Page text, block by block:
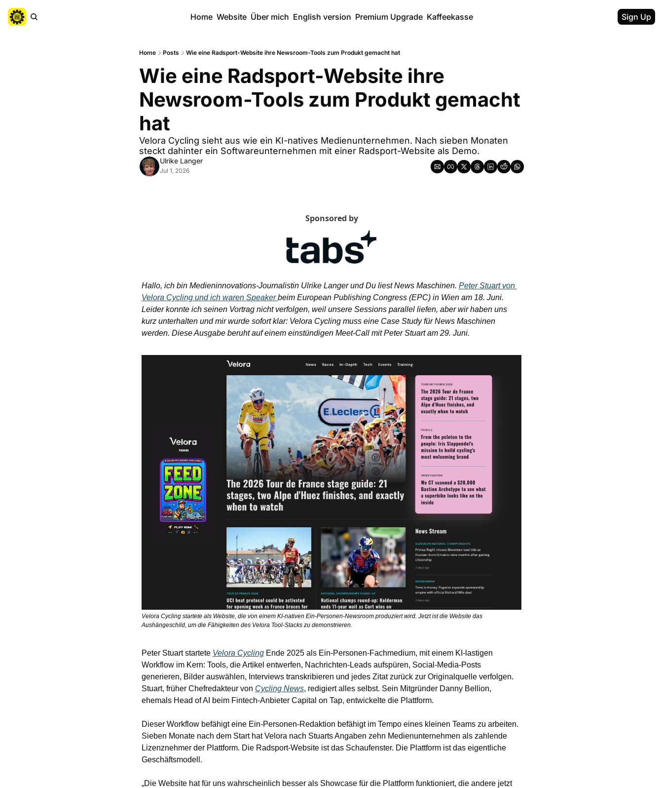
Home Website Über mich English version Premium Upgrade Kaffeekasse Sign Up
Home Posts Wie eine Radsport-Website ihre Newsroom-Tools zum Produkt gemacht hat
Wie eine Radsport-Website ihre
Newsroom-Tools zum Produkt gemacht
hat
Velora Cycling sieht aus wie ein KI-natives Medienunternehmen. Nach sieben Monaten
steckt dahinter ein Softwareunternehmen mit einer Radsport-Website als Demo.
Ulrike Langer
Jul 1, 2026
Sponsored by
Hallo, ich bin Medieninnovations-Journalistin Ulrike Langer und Du liest News Maschinen. Peter Stuart von
Velora Cycling und ich waren Speaker beim European Publishing Congress (EPC) in Wien am 18. Juni.
Leider konnte ich seinen Vortrag nicht verfolgen, weil unsere Sessions parallel liefen, aber wir haben uns
kurz unterhalten und mir wurde sofort klar: Velora Cycling muss eine Case Study für News Maschinen
werden. Diese Ausgabe beruht auf einem einstündigen Meet-Call mit Peter Stuart am 29. Juni.
Velora Cycling startete als Website, die von einem KI-nativen Ein-Personen-Newsroom produziert wird. Jetzt ist die Website das
Aushängeschild, um die Fähigkeiten des Velora Tool-Stacks zu demonstrieren.
Peter Stuart startete Velora Cycling Ende 2025 als Ein-Personen-Fachmedium, mit einem KI-lastigen
Workflow im Kern: Tools, die Artikel entwerfen, Nachrichten-Leads aufspüren, Social-Media-Posts
generieren, Bilder auswählen, Interviews transkribieren und jedes Zitat zurück zur Originalquelle verfolgen.
Stuart, früher Chefredakteur von Cycling News, redigiert alles selbst. Sein Mitgründer Danny Bellion,
ehemals Head of AI beim Fintech-Anbieter Capital on Tap, entwickelte die Plattform.
Dieser Workflow befähigt eine Ein-Personen-Redaktion befähigt im Tempo eines kleinen Teams zu arbeiten.
Sieben Monate nach dem Start hat Velora nach Stuarts Angaben zehn Medienunternehmen als zahlende
Lizenznehmer der Plattform. Die Radsport-Website ist das Schaufenster. Die Plattform ist das eigentliche
Geschäftsmodell.
„Die Website hat für uns wahrscheinlich besser als Showcase für die Plattform funktioniert, die andere jetzt